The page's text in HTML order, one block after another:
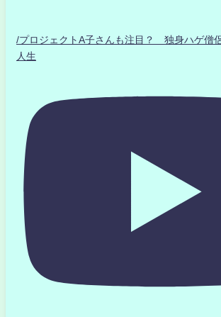
/プロジェクトA子さんも注目？ 独身ハゲ僧
人生